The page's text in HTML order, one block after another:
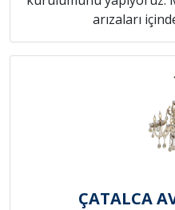
arızaları
ÇATALCA